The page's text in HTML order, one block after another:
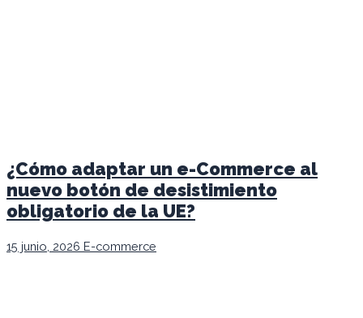
¿Cómo adaptar un e-Commerce al
nuevo botón de desistimiento
obligatorio de la UE?
15 junio, 2026 E-commerce